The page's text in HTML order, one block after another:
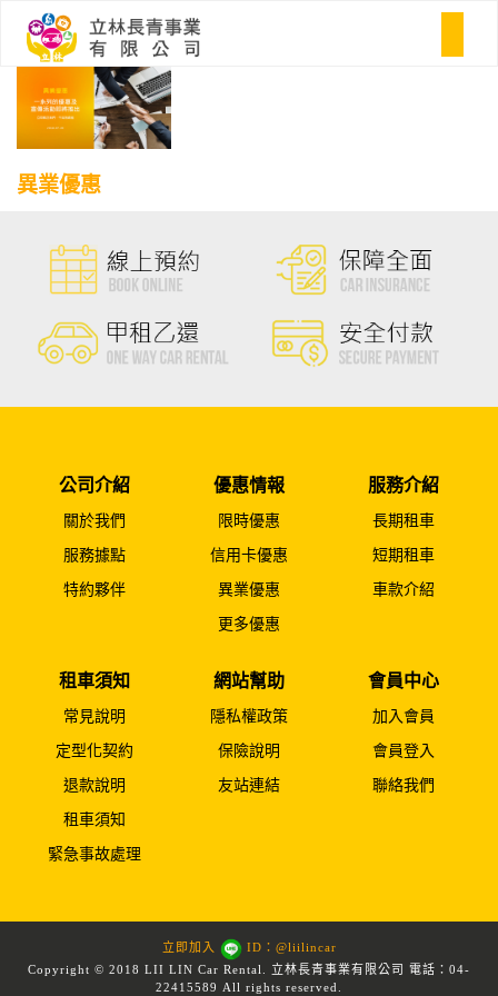
異業優惠
公司介紹
關於我們
服務據點
特約夥伴
優惠情報
限時優惠
信用卡優惠
異業優惠
更多優惠
服務介紹
長期租車
短期租車
車款介紹
租車須知
常見說明
定型化契約
退款說明
租車須知
緊急事故處理
網站幫助
隱私權政策
保險說明
友站連結
會員中心
加入會員
會員登入
聯絡我們
立即加入
ID：@liilincar
Copyright © 2018 LII LIN Car Rental. 立林長青事業有限公司 電話：04-
22415589 All rights reserved.